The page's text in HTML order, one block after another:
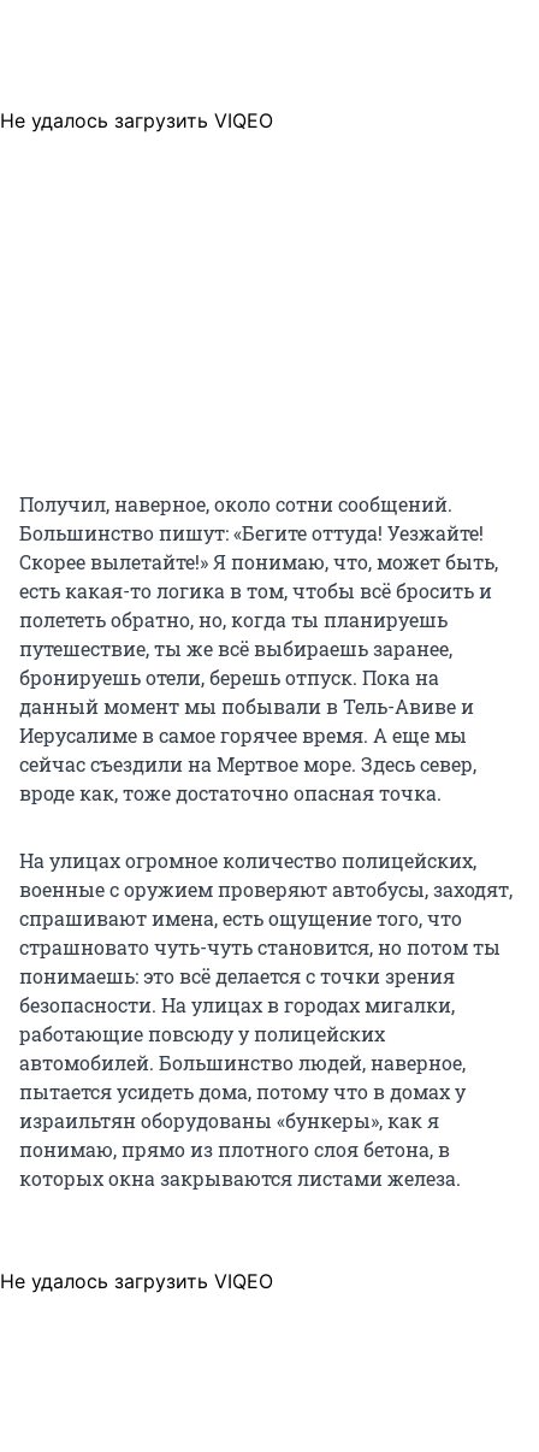
Не удалось загрузить VIQEO
Получил, наверное, около сотни сообщений.
Большинство пишут: «Бегите оттуда! Уезжайте!
Скорее вылетайте!» Я понимаю, что, может быть,
есть какая-то логика в том, чтобы всё бросить и
полететь обратно, но, когда ты планируешь
путешествие, ты же всё выбираешь заранее,
бронируешь отели, берешь отпуск. Пока на
данный момент мы побывали в Тель-Авиве и
Иерусалиме в самое горячее время. А еще мы
сейчас съездили на Мертвое море. Здесь север,
вроде как, тоже достаточно опасная точка.
На улицах огромное количество полицейских,
военные с оружием проверяют автобусы, заходят,
спрашивают имена, есть ощущение того, что
страшновато чуть-чуть становится, но потом ты
понимаешь: это всё делается с точки зрения
безопасности. На улицах в городах мигалки,
работающие повсюду у полицейских
автомобилей. Большинство людей, наверное,
пытается усидеть дома, потому что в домах у
израильтян оборудованы «бункеры», как я
понимаю, прямо из плотного слоя бетона, в
которых окна закрываются листами железа.
Не удалось загрузить VIQEO